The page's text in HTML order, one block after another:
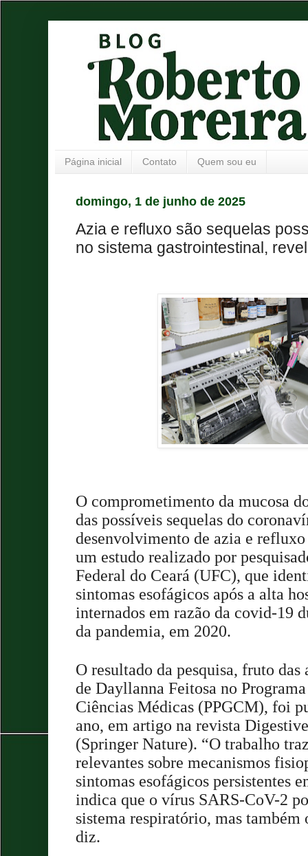
Página inicial Contato Quem sou eu
domingo, 1 de junho de 2025
Azia e refluxo são sequelas
no sistema gastrointestinal,
O comprometimento da mucosa
das possíveis sequelas do
desenvolvimento de azia e
um estudo realizado por
Federal do Ceará (UFC), que
sintomas esofágicos após a alta
internados em razão da covid-19
da pandemia, em 2020.
O resultado da pesquisa, fruto
de Dayllanna Feitosa no
Ciências Médicas (PPGCM), foi
ano, em artigo na revista
(Springer Nature). “O trabalho
relevantes sobre mecanismos
sintomas esofágicos persistentes
indica que o vírus SARS-CoV-2
sistema respiratório, mas
diz.